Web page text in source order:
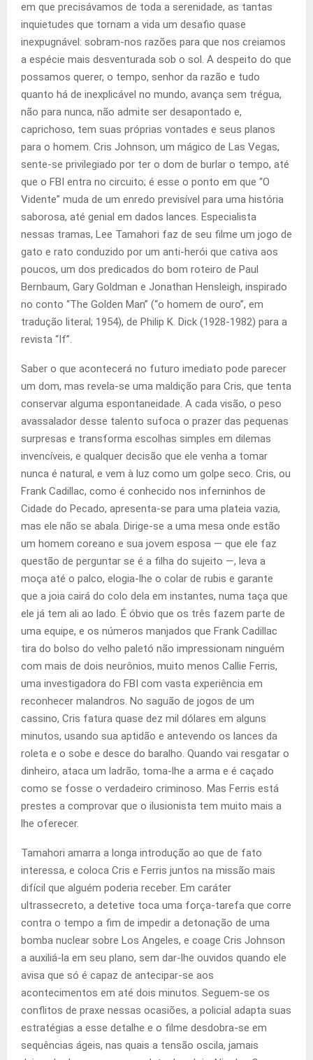
em que precisávamos de toda a serenidade, as tantas
inquietudes que tornam a vida um desafio quase
inexpugnável: sobram-nos razões para que nos creiamos
a espécie mais desventurada sob o sol. A despeito do que
possamos querer, o tempo, senhor da razão e tudo
quanto há de inexplicável no mundo, avança sem trégua,
não para nunca, não admite ser desapontado e,
caprichoso, tem suas próprias vontades e seus planos
para o homem. Cris Johnson, um mágico de Las Vegas,
sente-se privilegiado por ter o dom de burlar o tempo, até
que o FBI entra no circuito; é esse o ponto em que “O
Vidente” muda de um enredo previsível para uma história
saborosa, até genial em dados lances. Especialista
nessas tramas, Lee Tamahori faz de seu filme um jogo de
gato e rato conduzido por um anti-herói que cativa aos
poucos, um dos predicados do bom roteiro de Paul
Bernbaum, Gary Goldman e Jonathan Hensleigh, inspirado
no conto “The Golden Man” (“o homem de ouro”, em
tradução literal; 1954), de Philip K. Dick (1928-1982) para a
revista “If”.
Saber o que acontecerá no futuro imediato pode parecer
um dom, mas revela-se uma maldição para Cris, que tenta
conservar alguma espontaneidade. A cada visão, o peso
avassalador desse talento sufoca o prazer das pequenas
surpresas e transforma escolhas simples em dilemas
invencíveis, e qualquer decisão que ele venha a tomar
nunca é natural, e vem à luz como um golpe seco. Cris, ou
Frank Cadillac, como é conhecido nos inferninhos de
Cidade do Pecado, apresenta-se para uma plateia vazia,
mas ele não se abala. Dirige-se a uma mesa onde estão
um homem coreano e sua jovem esposa — que ele faz
questão de perguntar se é a filha do sujeito —, leva a
moça até o palco, elogia-lhe o colar de rubis e garante
que a joia cairá do colo dela em instantes, numa taça que
ele já tem ali ao lado. É óbvio que os três fazem parte de
uma equipe, e os números manjados que Frank Cadillac
tira do bolso do velho paletó não impressionam ninguém
com mais de dois neurônios, muito menos Callie Ferris,
uma investigadora do FBI com vasta experiência em
reconhecer malandros. No saguão de jogos de um
cassino, Cris fatura quase dez mil dólares em alguns
minutos, usando sua aptidão e antevendo os lances da
roleta e o sobe e desce do baralho. Quando vai resgatar o
dinheiro, ataca um ladrão, toma-lhe a arma e é caçado
como se fosse o verdadeiro criminoso. Mas Ferris está
prestes a comprovar que o ilusionista tem muito mais a
lhe oferecer.
Tamahori amarra a longa introdução ao que de fato
interessa, e coloca Cris e Ferris juntos na missão mais
difícil que alguém poderia receber. Em caráter
ultrassecreto, a detetive toca uma força-tarefa que corre
contra o tempo a fim de impedir a detonação de uma
bomba nuclear sobre Los Angeles, e coage Cris Johnson
a auxiliá-la em seu plano, sem dar-lhe ouvidos quando ele
avisa que só é capaz de antecipar-se aos
acontecimentos em até dois minutos. Seguem-se os
conflitos de praxe nessas ocasiões, a policial adapta suas
estratégias a esse detalhe e o filme desdobra-se em
sequências ágeis, nas quais a tensão oscila, jamais